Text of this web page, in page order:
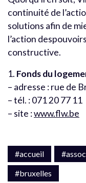
continuité de
solutions afin de
l’action
constructive.
1. Fonds du
– adresse : rue de
– tél. : 071 20 77 11
– site :www.flw.be
#accueil
#bruxelles